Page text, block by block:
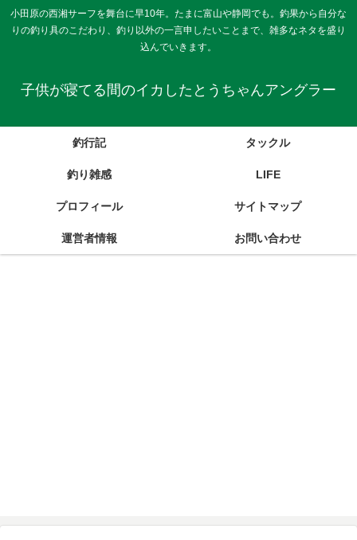
小田原の西湘サーフを舞台に早10年。たまに富山や静岡でも。釣果から自分な
りの釣り具のこだわり、釣り以外の一言申したいことまで、雑多なネタを盛り
込んでいきます。
子供が寝てる間のイカしたとうちゃんアングラー
釣行記 タックル
釣り雑感 LIFE
プロフィール サイトマップ
運営者情報 お問い合わせ